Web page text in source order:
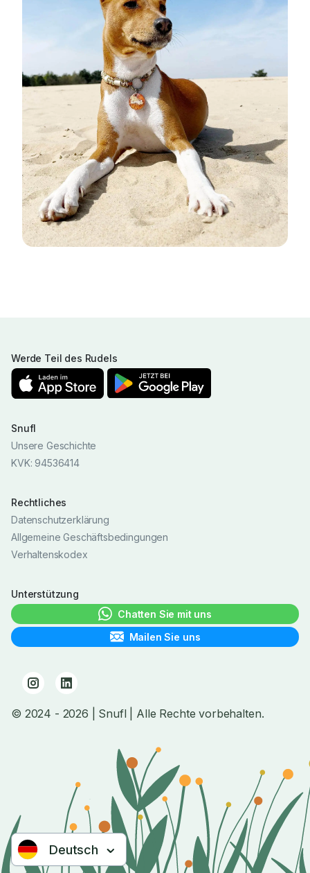
Deutsch
Werde Teil des Rudels
Snufl
Unsere Geschichte
KVK: 94536414
Rechtliches
Datenschutzerklärung
Allgemeine Geschäftsbedingungen
Verhaltenskodex
Unterstützung
Chatten Sie mit uns
Mailen Sie uns
© 2024 - 2026 | Snufl | Alle Rechte vorbehalten.